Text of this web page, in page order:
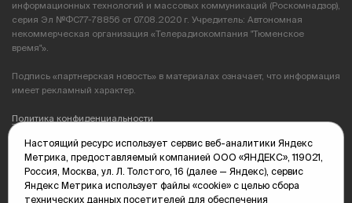
информационных технологий и массовых коммуникаций (Роскомнадзор),
серия Эл №ФС77-78856 от 07.08.2020 г. Учредитель: Автономная
некоммерческая организация «Телерадиокомпания "Тюменское
время"».
Подпись «партнерская новость» в материалах означает, что информация
имеет рекламный характер.
Политика конфиденциальности
Редакция: 625035, Тюмень, пр. Геологоразведчиков, 28А
(3452) 68-89-05
edit@vsluh.ru
Настоящий ресурс использует сервис веб-аналитики Яндекс
Метрика, предоставляемый компанией ООО «ЯНДЕКС», 119021,
Россия, Москва, ул. Л. Толстого, 16 (далее — Яндекс), сервис
Яндекс Метрика использует файлы «cookie» с целью сбора
технических данных посетителей для обеспечения